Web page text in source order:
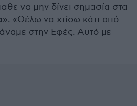
να μην δίνει σημασία στα
«Θέλω να χτίσω κάτι από
στην Εφές. Αυτό με